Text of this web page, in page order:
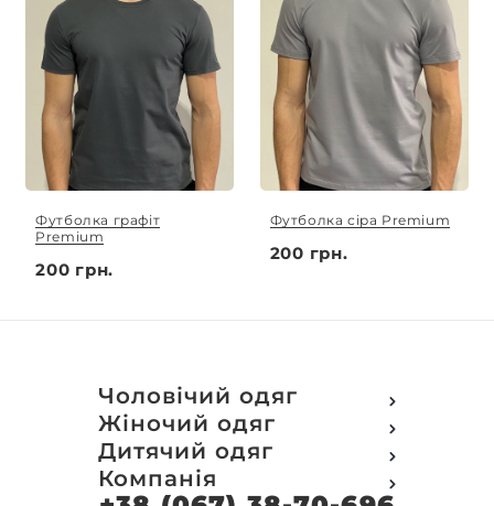
Футболка графіт
Premium
200 грн.
Футболка сіра Premium
200 грн.
Чоловічий одяг
Футболки
Футболки Polo
Кофти
Світшот
Кенгуру
Жіночий одяг
Футболки
Поло
Кофти
Дитячий одяг
Футболки
Кофти
Компанія